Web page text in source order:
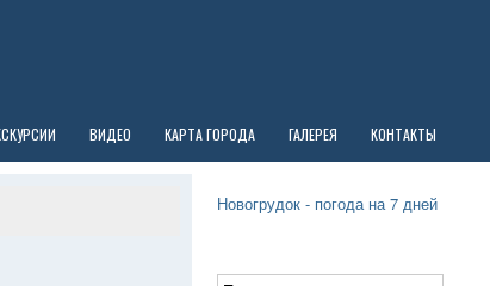
ВИДЕО КАРТА ГОРОДА ГАЛЕРЕЯ КОНТАКТЫ
Новогрудок - погода на 7 дней